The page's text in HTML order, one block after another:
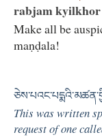
rabjam
Make all be
maṇḍala!
This was written
request of one